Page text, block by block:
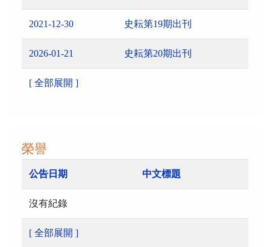
2021-12-30 史耘第19期出刊
2026-01-21 史耘第20期出刊
[ 全部展開 ]
榮譽
公告日期 中文標題
沒有紀錄
[ 全部展開 ]